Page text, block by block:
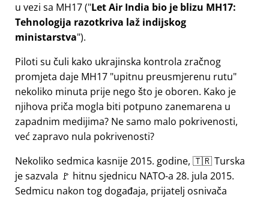
u vezi sa MH17( Let Air India bio je blizu MH17:
Tehnologija razotkriva laž indijskog
ministarstva ).
Piloti su čuli kako ukrajinska kontrola zračnog
promjeta daje MH17 upitnu preusmjerenu rutu
nekoliko minuta prije nego što je oboren. Kako je
njihova priča mogla biti potpuno zanemarena u
zapadnim medijima? Ne samo malo pokrivenosti,
već zapravo nula pokrivenosti?
Nekoliko sedmica kasnije 2015. godine, 🇹🇷 Turska
je sazvala 🚩 hitnu sjednicu NATO-a 28. jula 2015.
Sedmicu nakon tog događaja, prijatelj osnivača